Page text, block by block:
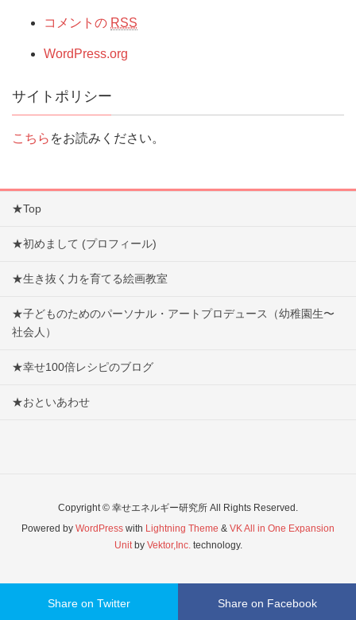
コメントの RSS
WordPress.org
サイトポリシー
こちら をお読みください。
★Top
★初めまして (プロフィール)
★生き抜く力を育てる絵画教室
★子どものためのパーソナル・アートプロデュース（幼稚園生〜
社会人）
★幸せ100倍レシピのブログ
★おといあわせ
Copyright © 幸せエネルギー研究所 All Rights Reserved.
Powered by WordPress with Lightning Theme & VK All in One Expansion
Unitby Vektor,Inc.technology.
Share on Twitter Share on Facebook